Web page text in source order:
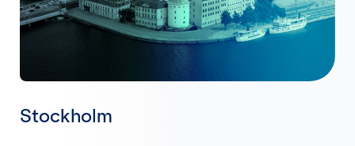
Stockholm